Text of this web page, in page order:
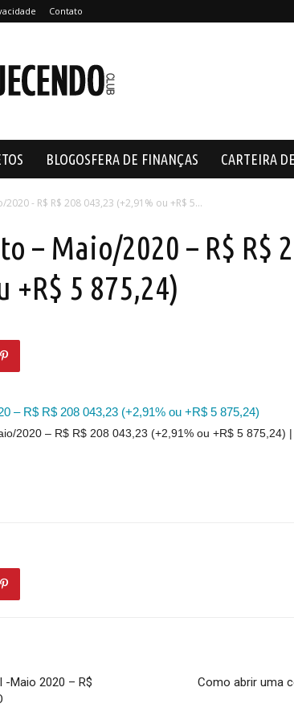
Contato
BLOGOSFERA DE FINANÇAS CARTEIRA
- R$ R$ 208 043,23 (+2,91% ou +R$ 5...
– Maio/2020 – R$ R$
+R$ 5 875,24)
– R$ R$ 208 043,23 (+2,91% ou +R$ 5 875,24)
2020 – R$ R$ 208 043,23 (+2,91% ou +R$ 5 875,24)
Maio 2020 – R$
Como abrir uma